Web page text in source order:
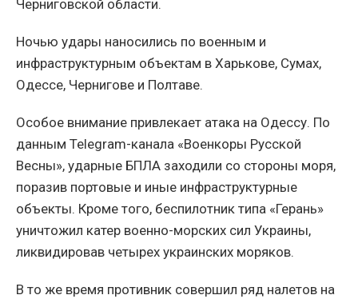
Черниговской области.
Ночью удары наносились по военным и
инфраструктурным объектам в Харькове, Сумах,
Одессе, Чернигове и Полтаве.
Особое внимание привлекает атака на Одессу. По
данным Telegram-канала «Военкоры Русской
Весны», ударные БПЛА заходили со стороны моря,
поразив портовые и иные инфраструктурные
объекты. Кроме того, беспилотник типа «Герань»
уничтожил катер военно-морских сил Украины,
ликвидировав четырех украинских моряков.
В то же время противник совершил ряд налетов на